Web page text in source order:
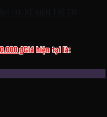
₫Giá hiện tại là: